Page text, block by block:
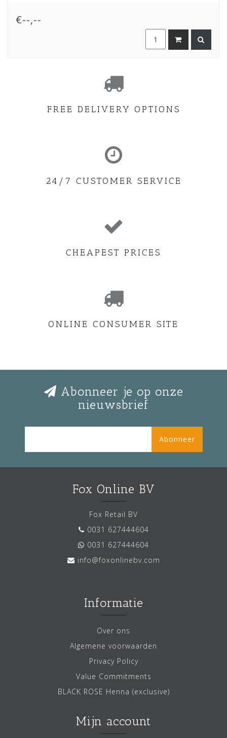
€--,--
FREE DELIVERY OPTIONS
24/7 CUSTOMER SERVICE
CHEAPEST PRICES
ONLINE CONSUMER SITE
Abonneer je op onze
nieuwsbrief
Abonneer
Fox Online BV
Fox Retail BV
0031 627444604
0031 627444604
info@foxonlinebv.com
Informatie
Over ons
Algemene voorwaarden
Privacy Policy
Value Commitments
BLACK ROSE Henna (exclusive)
Mijn account